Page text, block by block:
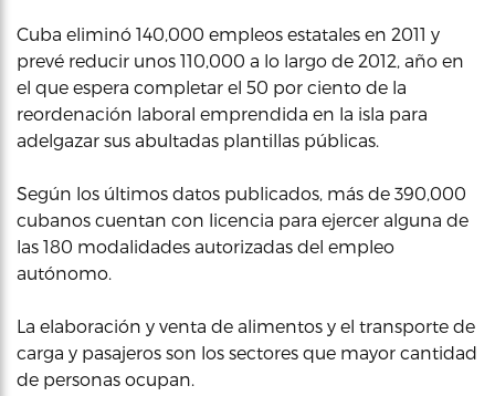
Cuba eliminó 140,000 empleos estatales en 2011 y
prevé reducir unos 110,000 a lo largo de 2012, año en
el que espera completar el 50 por ciento de la
reordenación laboral emprendida en la isla para
adelgazar sus abultadas plantillas públicas.
Según los últimos datos publicados, más de 390,000
cubanos cuentan con licencia para ejercer alguna de
las 180 modalidades autorizadas del empleo
autónomo.
La elaboración y venta de alimentos y el transporte de
carga y pasajeros son los sectores que mayor cantidad
de personas ocupan.